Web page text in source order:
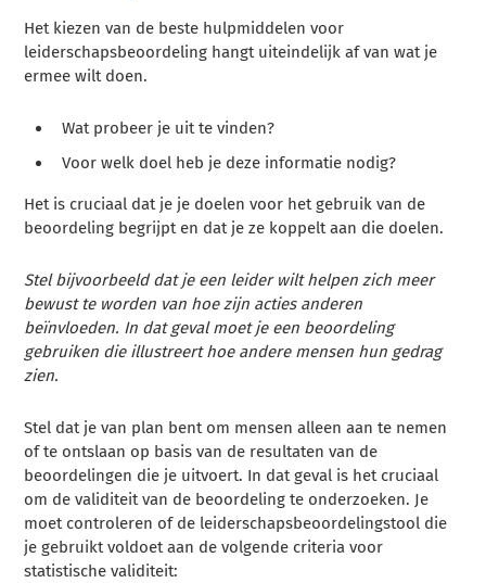
Het kiezen van de beste hulpmiddelen voor
leiderschapsbeoordeling hangt uiteindelijk af van wat je
ermee wilt doen.
Wat probeer je uit te vinden?
Voor welk doel heb je deze informatie nodig?
Het is cruciaal dat je je doelen voor het gebruik van de
beoordeling begrijpt en dat je ze koppelt aan die doelen.
Stel bijvoorbeeld dat je een leider wilt helpen zich meer
bewust te worden van hoe zijn acties anderen
beïnvloeden. In dat geval moet je een beoordeling
gebruiken die illustreert hoe andere mensen hun gedrag
zien.
Stel dat je van plan bent om mensen alleen aan te nemen
of te ontslaan op basis van de resultaten van de
beoordelingen die je uitvoert. In dat geval is het cruciaal
om de validiteit van de beoordeling te onderzoeken. Je
moet controleren of de leiderschapsbeoordelingstool die
je gebruikt voldoet aan de volgende criteria voor
statistische validiteit: